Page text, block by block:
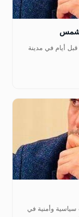
أيام في مدينة
سياسية وأمنية في